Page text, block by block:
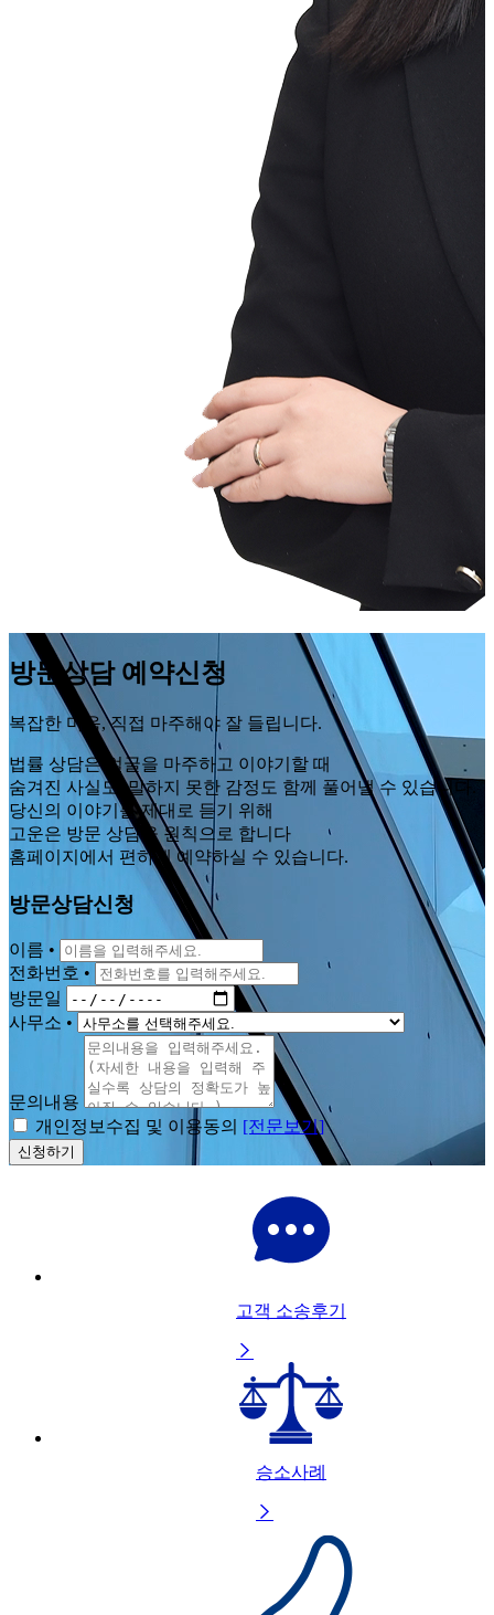
방문상담 예약신청
복잡한 마음, 직접 마주해야 잘 들립니다.
법률 상담은 얼굴을 마주하고 이야기할 때
숨겨진 사실도, 말하지 못한 감정도 함께 풀어낼 수 있습니다.
당신의 이야기를 제대로 듣기 위해
고운은 방문 상담을 원칙으로 합니다
홈페이지에서 편하게 예약하실 수 있습니다.
방문상담신청
이름 •
전화번호 •
방문일
사무소 •
문의내용
개인정보수집 및 이용동의 [전문보기]
신청하기
고객 소송후기

승소사례
